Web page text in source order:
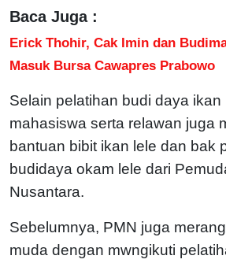
Baca Juga :
Erick Thohir, Cak Imin dan
Masuk Bursa Cawapres Prabowo
Selain pelatihan budi daya ikan
mahasiswa serta relawan juga
bantuan bibit ikan lele dan bak
budidaya okam lele dari
Nusantara.
Sebelumnya, PMN juga
muda dengan mwngikuti